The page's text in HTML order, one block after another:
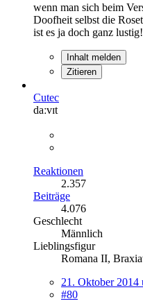
wenn man sich beim
Doofheit selbst die
ist es ja doch ganz lustig!
Inhalt melden
Zitieren
Cutec
daːvɪt
Reaktionen
2.357
Beiträge
4.076
Geschlecht
Männlich
Lieblingsfigur
Romana II,
21. Oktober 2014
#80